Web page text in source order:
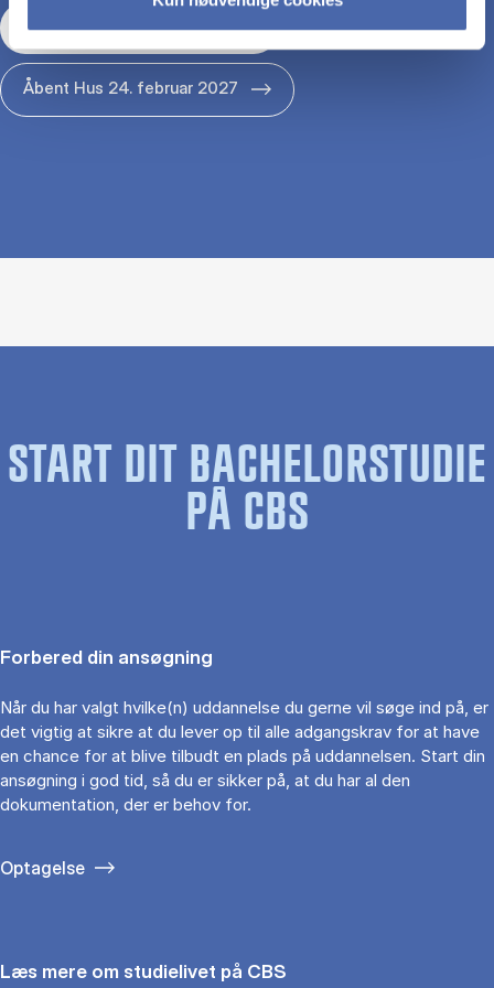
Åbent Hus 29. januar 2027
Åbent Hus 24. februar 2027
START DIT BACHELORSTUDIE
PÅ CBS
Forbered din ansøgning
Når du har valgt hvilke(n) uddannelse du gerne vil søge ind på, er
det vigtig at sikre at du lever op til alle adgangskrav for at have
en chance for at blive tilbudt en plads på uddannelsen. Start din
ansøgning i god tid, så du er sikker på, at du har al den
dokumentation, der er behov for.
Optagelse
Læs mere om studielivet på CBS